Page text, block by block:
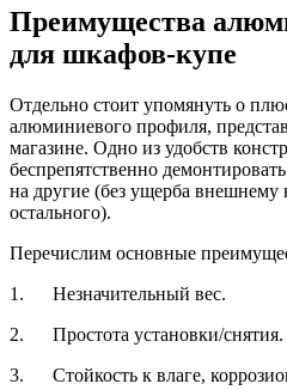
Преимущества
для шкафов-купе
Отдельно стоит упомянуть о
алюминиевого профиля,
магазине. Одно из удобств
беспрепятственно
на другие (без ущерба внешнему
остального).
Перечислим основные
1. Незначительный вес.
2. Простота установки/снятия.
3. Стойкость к влаге,